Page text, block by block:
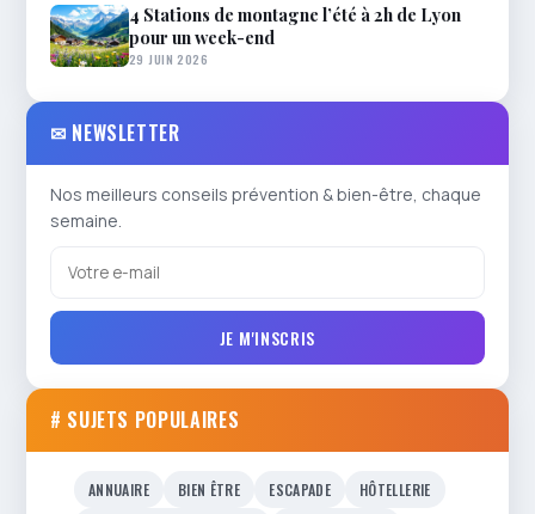
4 Stations de montagne l’été à 2h de Lyon
pour un week-end
29 JUIN 2026
✉ NEWSLETTER
Nos meilleurs conseils prévention & bien-être, chaque
semaine.
JE M'INSCRIS
# SUJETS POPULAIRES
ANNUAIRE BIEN ÊTRE ESCAPADE
HÔTELLERIE